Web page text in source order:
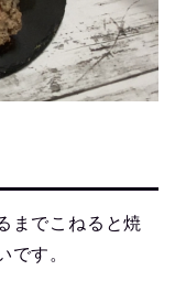
までこねると焼
です。